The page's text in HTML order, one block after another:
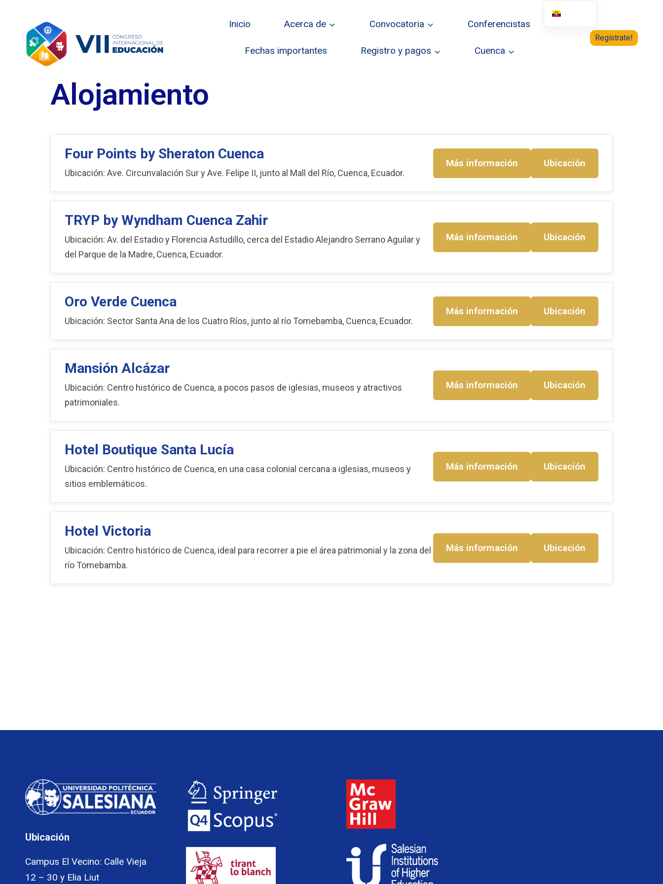
Inicio Acerca de Convocatoria Conferencistas
Fechas importantes Registro y pagos Cuenca
Regístrate!
Alojamiento
Four Points by Sheraton Cuenca
Ubicación: Ave. Circunvalación Sur y Ave. Felipe II, junto al Mall del Río, Cuenca, Ecuador.
Más información Ubicación
TRYP by Wyndham Cuenca Zahir
Ubicación: Av. del Estadio y Florencia Astudillo, cerca del Estadio Alejandro Serrano Aguilar y
del Parque de la Madre, Cuenca, Ecuador.
Más información Ubicación
Oro Verde Cuenca
Ubicación: Sector Santa Ana de los Cuatro Ríos, junto al río Tomebamba, Cuenca, Ecuador.
Más información Ubicación
Mansión Alcázar
Ubicación: Centro histórico de Cuenca, a pocos pasos de iglesias, museos y atractivos
patrimoniales.
Más información Ubicación
Hotel Boutique Santa Lucía
Ubicación: Centro histórico de Cuenca, en una casa colonial cercana a iglesias, museos y
sitios emblemáticos.
Más información Ubicación
Hotel Victoria
Ubicación: Centro histórico de Cuenca, ideal para recorrer a pie el área patrimonial y la zona del
río Tomebamba.
Más información Ubicación
Ubicación
Campus El Vecino: Calle Vieja
12 – 30 y Elia Liut